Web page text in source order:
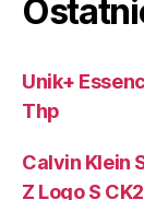
Unik+
Thp
Calvin Klein
Z Logo S